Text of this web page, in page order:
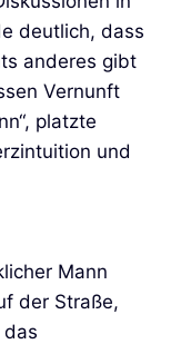
deutlich, dass
anderes gibt
Vernunft
platzte
und
Mann
der Straße,